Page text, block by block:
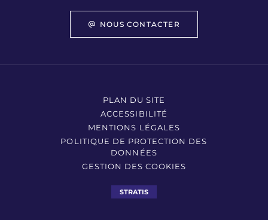
NOUS CONTACTER
PLAN DU SITE
ACCESSIBILITÉ
MENTIONS LÉGALES
POLITIQUE DE PROTECTION DES
DONNÉES
GESTION DES COOKIES
STRATIS